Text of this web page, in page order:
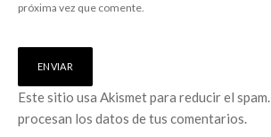
próxima vez que comente.
Este sitio usa Akismet para reducir el spam.
procesan los datos de tus comentarios.